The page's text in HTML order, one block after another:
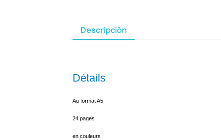
Descripción
Détails
Au format A5
24 pages
en couleurs